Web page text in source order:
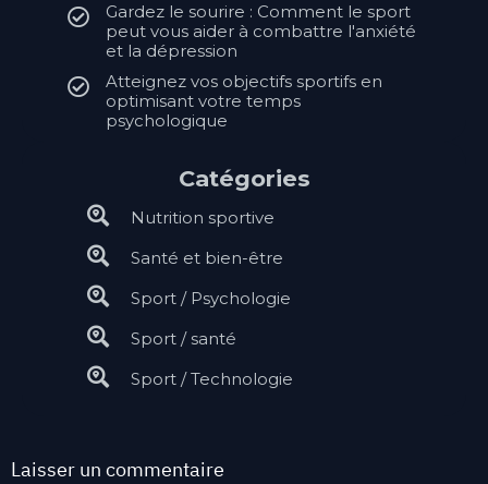
Gardez le sourire : Comment le sport
peut vous aider à combattre l'anxiété
et la dépression
Atteignez vos objectifs sportifs en
optimisant votre temps
psychologique
Catégories
Nutrition sportive
Santé et bien-être
Sport / Psychologie
Sport / santé
Sport / Technologie
Laisser un commentaire